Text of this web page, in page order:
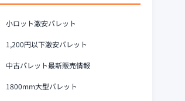
小ロット激安パレット
1,200円以下激安パレット
中古パレット最新販売情報
1800mm大型パレット